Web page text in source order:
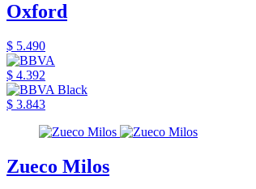
Oxford
$ 5.490
$ 4.392
$ 3.843
Zueco Milos